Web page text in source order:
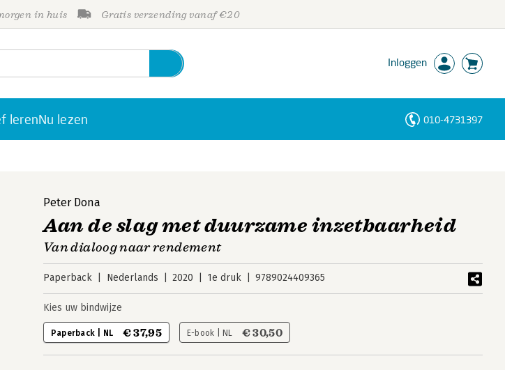
in huis Gratis verzending vanaf €20
Inloggen
lerenNu lezen 010-4731397
Peter Dona
Aan de slag met duurzame inzetbaarheid
Van dialoog naar rendement
Paperback Nederlands 2020 1e druk 9789024409365
Kies uw bindwijze
Paperback | NL € 37,95 E-book | NL € 30,50
Personen